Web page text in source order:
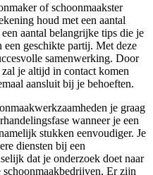
of schoonmaakster
houd met een aantal
aantal belangrijke tips die je
geschikte partij. Met deze
samenwerking. Door
je altijd in contact komen
aansluit bij je behoeften.
je graag
wanneer je een
stukken eenvoudiger. Je
diensten bij een
dat je onderzoek doet naar
Er zijn